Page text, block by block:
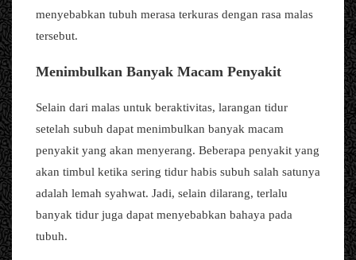
menyebabkan tubuh merasa terkuras dengan rasa malas
tersebut.
Menimbulkan Banyak Macam Penyakit
Selain dari malas untuk beraktivitas, larangan tidur
setelah subuh dapat menimbulkan banyak macam
penyakit yang akan menyerang. Beberapa penyakit yang
akan timbul ketika sering tidur habis subuh salah satunya
adalah lemah syahwat. Jadi, selain dilarang, terlalu
banyak tidur juga dapat menyebabkan bahaya pada
tubuh.